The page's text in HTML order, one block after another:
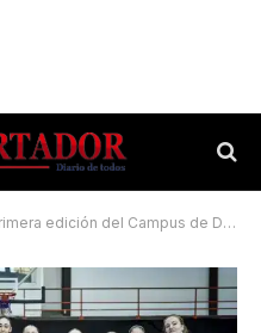
del Campus de Desarrollo U15 Femenino